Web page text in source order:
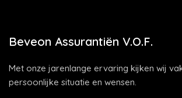
Beveon Assurantiën V.O.F.
Met onze jarenlange ervaring kijken wij
persoonlijke situatie en wensen.